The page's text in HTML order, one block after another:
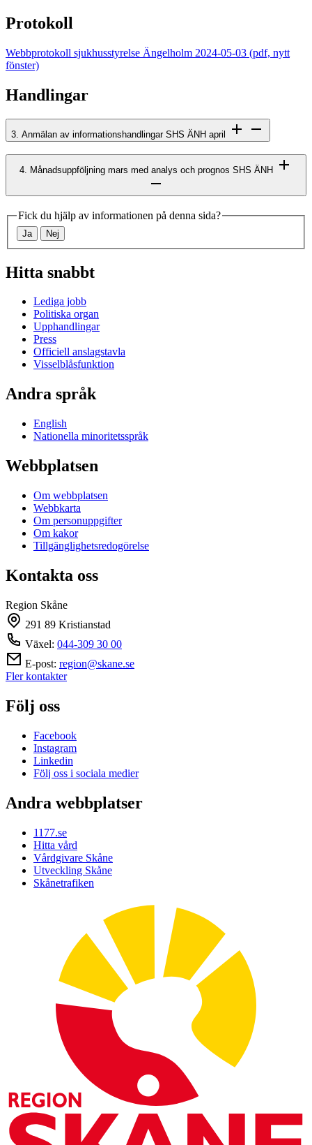
Protokoll
Webbprotokoll sjukhusstyrelse Ängelholm 2024-05-03 (pdf, nytt
fönster)
Handlingar
3. Anmälan av informationshandlingar SHS ÄNH april
4. Månadsuppföljning mars med analys och prognos SHS ÄNH
Fick du hjälp av informationen på denna sida?
Ja Nej
Hitta snabbt
Lediga jobb
Politiska organ
Upphandlingar
Press
Officiell anslagstavla
Visselblåsfunktion
Andra språk
English
Nationella minoritetsspråk
Webbplatsen
Om webbplatsen
Webbkarta
Om personuppgifter
Om kakor
Tillgänglighetsredogörelse
Kontakta oss
Region Skåne
291 89 Kristianstad
Växel: 044-309 30 00
E-post: region@skane.se
Fler kontakter
Följ oss
Facebook
Instagram
Linkedin
Följ oss i sociala medier
Andra webbplatser
1177.se
Hitta vård
Vårdgivare Skåne
Utveckling Skåne
Skånetrafiken